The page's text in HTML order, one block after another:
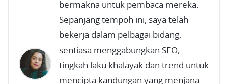
bermakna untuk pembaca mereka.
Sepanjang tempoh ini, saya telah
bekerja dalam pelbagai bidang,
sentiasa menggabungkan SEO,
tingkah laku khalayak dan trend untuk
mencipta kandungan yang menjana